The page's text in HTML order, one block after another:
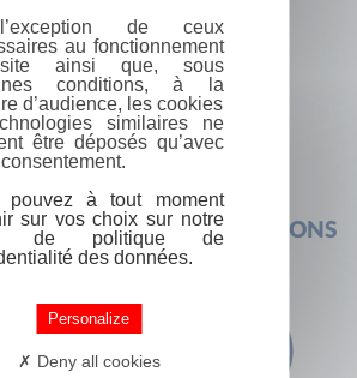
?FOIRE AUX QUESTIONS
de ceux
au fonctionnement
ainsi que, sous
conditions, à la
d’audience, les cookies
similaires ne
être déposés qu’avec
pouvez à tout moment
sur vos choix sur notre
de politique de
des données.
Personalize
Deny all cookies